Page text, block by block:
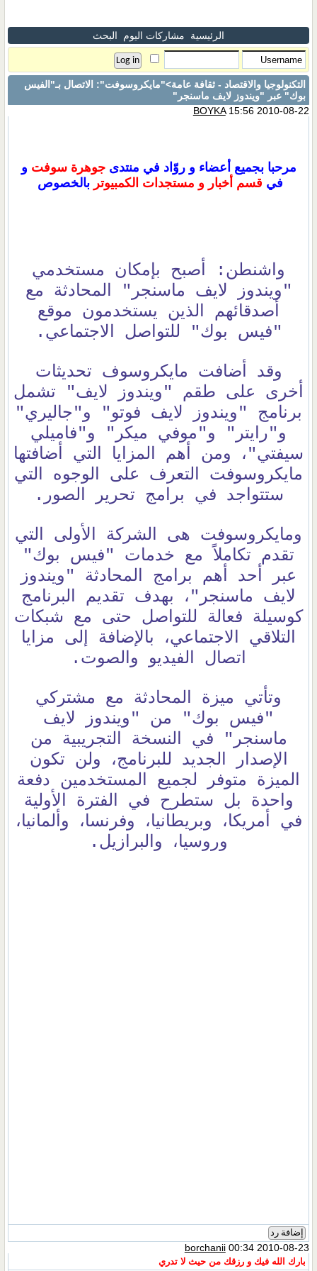
الرئيسية مشاركات اليوم البحث
التكنولوجيا والاقتصاد - ثقافة عامة>"مايكروسوفت": الاتصال بـ"الفيس
بوك" عبر "ويندوز لايف ماسنجر"
BOYKA15:56 2010-08-22
مرحبا بجميع أعضاء و روّاد في منتدىجوهرة سوفت و
في قسم أخبار و مستجدات الكمبيوتر بالخصوص
واشنطن: أصبح بإمكان مستخدمي
"ويندوز لايف ماسنجر" المحادثة مع
أصدقائهم الذين يستخدمون موقع
"فيس بوك" للتواصل الاجتماعي.
وقد أضافت مايكروسوف تحديثات
أخرى على طقم "ويندوز لايف" تشمل
برنامج "ويندوز لايف فوتو" و"جاليري"
و"رايتر" و"موفي ميكر" و"فاميلي
سيفتي"، ومن أهم المزايا التي أضافتها
مايكروسوفت التعرف على الوجوه التي
ستتواجد في برامج تحرير الصور.
ومايكروسوفت هى الشركة الأولى التي
تقدم تكاملاً مع خدمات "فيس بوك"
عبر أحد أهم برامج المحادثة "ويندوز
لايف ماسنجر"، بهدف تقديم البرنامج
كوسيلة فعالة للتواصل حتى مع شبكات
التلاقي الاجتماعي، بالإضافة إلى مزايا
اتصال الفيديو والصوت.
وتأتي ميزة المحادثة مع مشتركي
"فيس بوك" من "ويندوز لايف
ماسنجر" في النسخة التجريبية من
الإصدار الجديد للبرنامج، ولن تكون
الميزة متوفر لجميع المستخدمين دفعة
واحدة بل ستطرح في الفترة الأولية
في أمريكا، وبريطانيا، وفرنسا، وألمانيا،
وروسيا، والبرازيل.
إضافة رد
borchanii00:34 2010-08-23
بارك الله فيك و رزقك من حيث لا تدري